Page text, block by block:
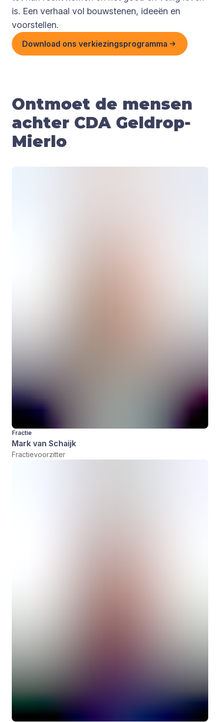
is. Een verhaal vol bouwstenen, ideeën en
voorstellen.
Download ons verkiezingsprogramma
Ontmoet de mensen
achter CDA Geldrop-
Mierlo
Fractie
Mark van Schaijk
Fractievoorzitter